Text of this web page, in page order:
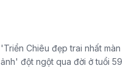
'Triển Chiêu đẹp trai nhất màn
ảnh' đột ngột qua đời ở tuổi 59